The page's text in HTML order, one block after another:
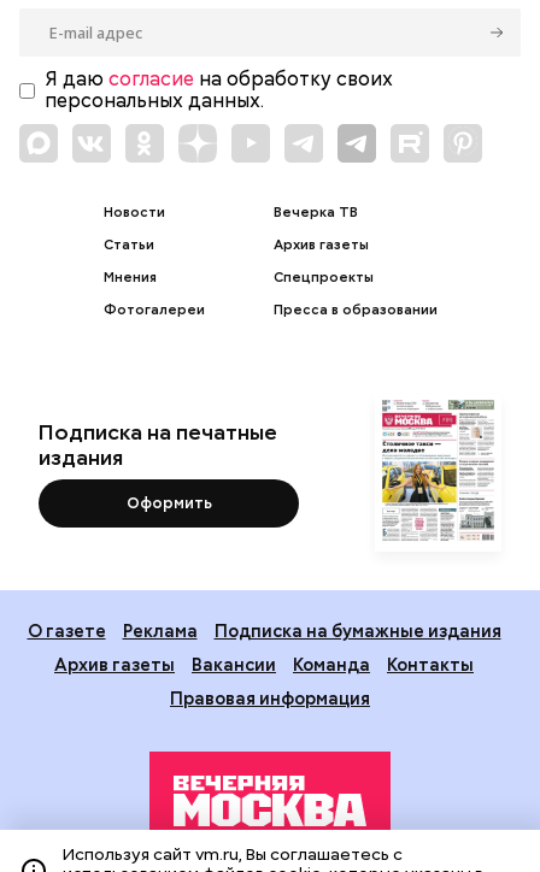
Я даю согласие на обработку своих
персональных данных.
Новости
Статьи
Мнения
Фотогалереи
Вечерка ТВ
Архив газеты
Спецпроекты
Пресса в образовании
Подписка на печатные
издания
Оформить
О газете Реклама
Подписка на бумажные издания
Архив газеты
Вакансии Команда
Контакты
Правовая информация
Используя сайт vm.ru, Вы соглашаетесь с